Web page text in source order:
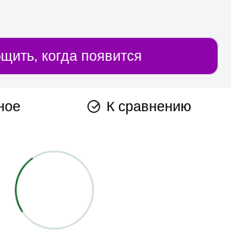
когда появится
К сравнению